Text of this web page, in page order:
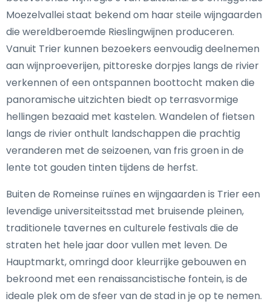
Moezelvallei staat bekend om haar steile wijngaarden
die wereldberoemde Rieslingwijnen produceren.
Vanuit Trier kunnen bezoekers eenvoudig deelnemen
aan wijnproeverijen, pittoreske dorpjes langs de rivier
verkennen of een ontspannen boottocht maken die
panoramische uitzichten biedt op terrasvormige
hellingen bezaaid met kastelen. Wandelen of fietsen
langs de rivier onthult landschappen die prachtig
veranderen met de seizoenen, van fris groen in de
lente tot gouden tinten tijdens de herfst.
Buiten de Romeinse ruïnes en wijngaarden is Trier een
levendige universiteitsstad met bruisende pleinen,
traditionele tavernes en culturele festivals die de
straten het hele jaar door vullen met leven. De
Hauptmarkt, omringd door kleurrijke gebouwen en
bekroond met een renaissancistische fontein, is de
ideale plek om de sfeer van de stad in je op te nemen.